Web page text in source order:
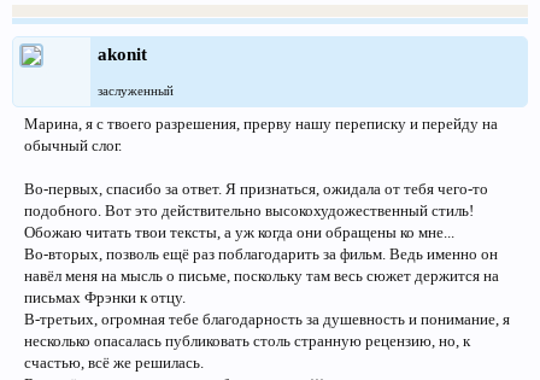
akonit
заслуженный
Марина, я с твоего разрешения, прерву нашу переписку и перейду на
обычный слог.
Во-первых, спасибо за ответ. Я признаться, ожидала от тебя чего-то
подобного. Вот это действительно высокохудожественный стиль!
Обожаю читать твои тексты, а уж когда они обращены ко мне...
Во-вторых, позволь ещё раз поблагодарить за фильм. Ведь именно он
навёл меня на мысль о письме, поскольку там весь сюжет держится на
письмах Фрэнки к отцу.
В-третьих, огромная тебе благодарность за душевность и понимание, я
несколько опасалась публиковать столь странную рецензию, но, к
счастью, всё же решилась.